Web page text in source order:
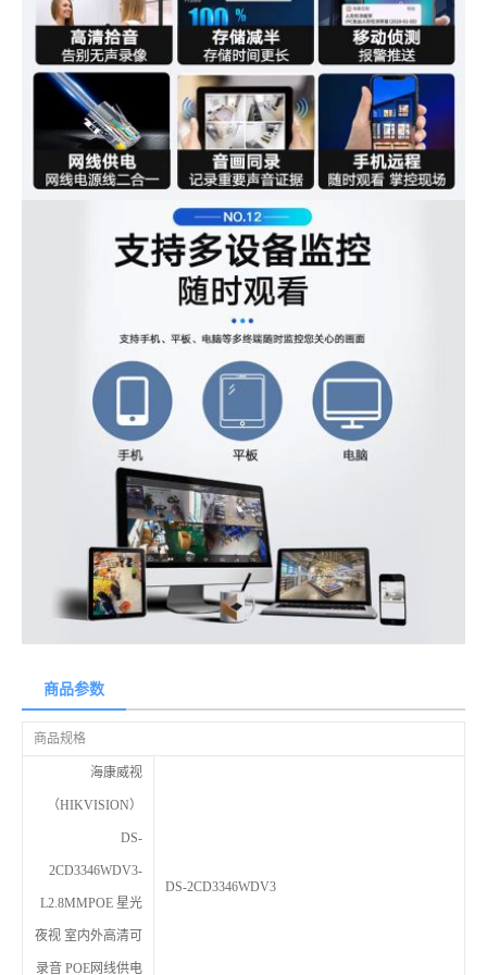
商品参数
商品规格
海康威视
（HIKVISION）
DS-
2CD3346WDV3-
L2.8MMPOE 星光
夜视 室内外高清可
录音 POE网线供电
DS-2CD3346WDV3